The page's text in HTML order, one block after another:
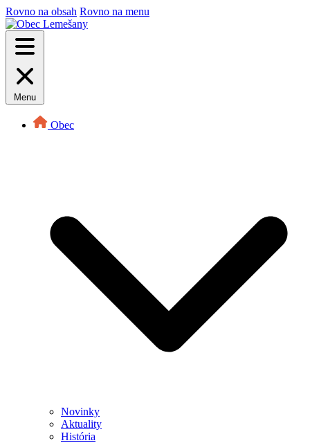
Rovno na obsah Rovno na menu
Menu
Obec
Novinky
Aktuality
História